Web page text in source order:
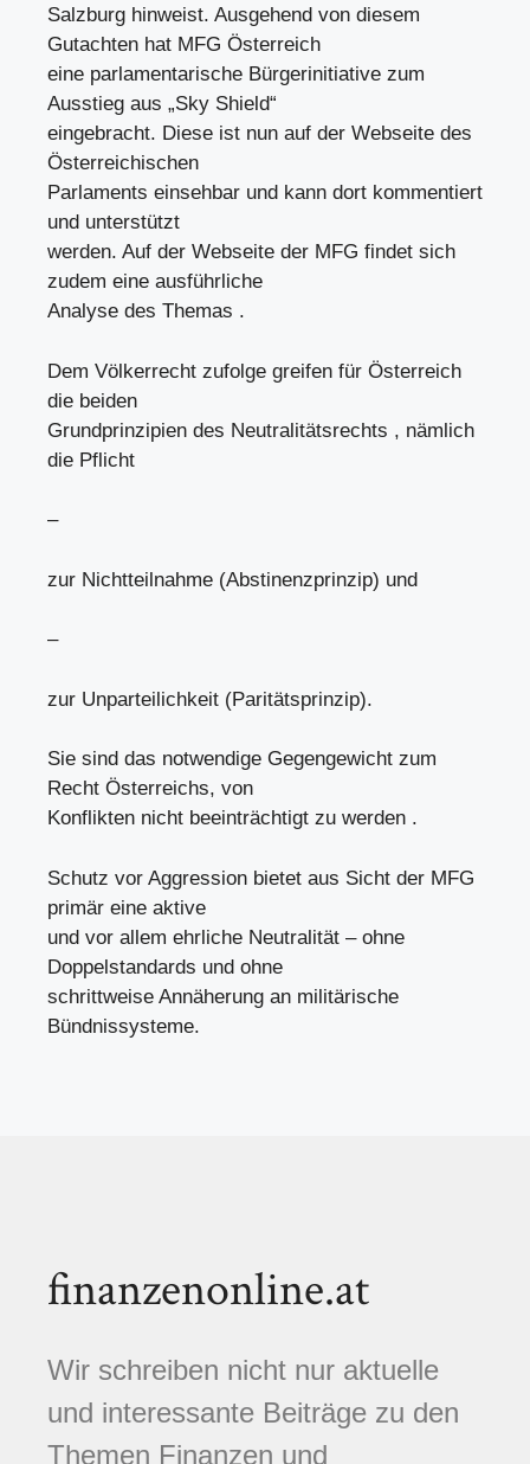
Salzburg hinweist. Ausgehend von diesem
Gutachten hat MFG Österreich
eine parlamentarische Bürgerinitiative zum
Ausstieg aus „Sky Shield“
eingebracht. Diese ist nun auf der Webseite des
Österreichischen
Parlaments einsehbar und kann dort kommentiert
und unterstützt
werden. Auf der Webseite der MFG findet sich
zudem eine ausführliche
Analyse des Themas .
Dem Völkerrecht zufolge greifen für Österreich
die beiden
Grundprinzipien des Neutralitätsrechts , nämlich
die Pflicht
–
zur Nichtteilnahme (Abstinenzprinzip) und
–
zur Unparteilichkeit (Paritätsprinzip).
Sie sind das notwendige Gegengewicht zum
Recht Österreichs, von
Konflikten nicht beeinträchtigt zu werden .
Schutz vor Aggression bietet aus Sicht der MFG
primär eine aktive
und vor allem ehrliche Neutralität – ohne
Doppelstandards und ohne
schrittweise Annäherung an militärische
Bündnissysteme.
finanzenonline.at
Wir schreiben nicht nur aktuelle
und interessante Beiträge zu den
Themen Finanzen und